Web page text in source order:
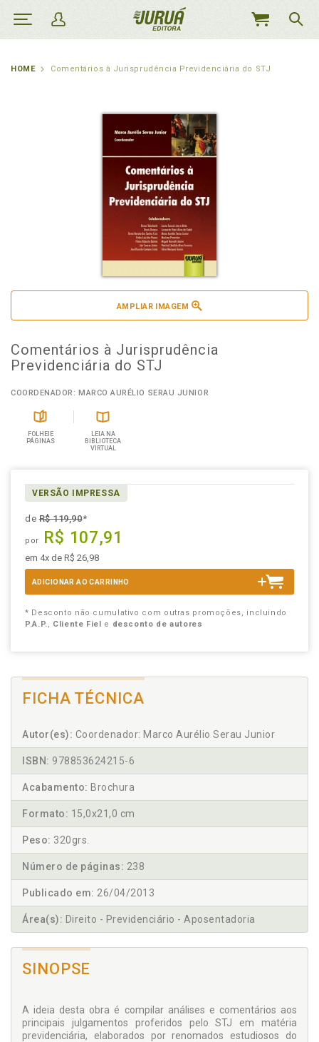
MEU
HOME Comentários à Jurisprudência Previdenciária do STJ
AMPLIAR IMAGEM
Comentários à Jurisprudência
Previdenciária do STJ
COORDENADOR: MARCO AURÉLIO SERAU JUNIOR
FOLHEIE
PÁGINAS
LEIA NA
BIBLIOTECA
VIRTUAL
VERSÃO IMPRESSA
deR$ 119,90*
por R$ 107,91
em 4x de R$ 26,98
ADICIONAR AO CARRINHO
* Desconto não cumulativo com outras promoções, incluindo
P.A.P., Cliente Fiel e desconto de autores
FICHA TÉCNICA
Autor(es): Coordenador: Marco Aurélio Serau Junior
ISBN: 978853624215-6
Acabamento: Brochura
Formato: 15,0x21,0 cm
Peso: 320grs.
Número de páginas: 238
Publicado em: 26/04/2013
Área(s): Direito - Previdenciário - Aposentadoria
SINOPSE
A ideia desta obra é compilar análises e comentários aos
principais julgamentos proferidos pelo STJ em matéria
previdenciária, elaborados por renomados estudiosos do